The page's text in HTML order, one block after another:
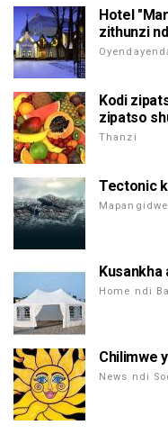
Hotel
zithunzi
Kodi
zipatso
Thanzi
Tectonic
Mapangidwe
Kusankha
Home ndi
Chilimwe
News ndi